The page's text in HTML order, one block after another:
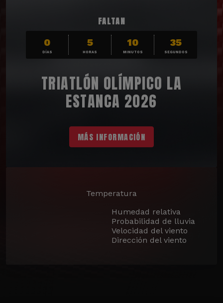
FALTAN
0
DÍAS
5
HORAS
10
MINUTOS
33
SEGUNDOS
TRIATLÓN OLÍMPICO LA
ESTANCA 2026
MÁS INFORMACIÓN
Temperatura
Humedad relativa
Probabilidad de lluvia
Velocidad del viento
Dirección del viento